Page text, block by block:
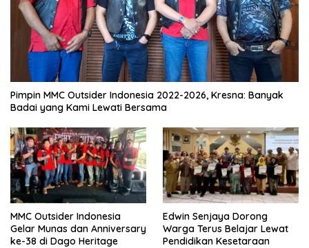
Pimpin MMC Outsider Indonesia 2022-2026, Kresna: Banyak
Badai yang Kami Lewati Bersama
MMC Outsider Indonesia
Gelar Munas dan Anniversary
ke-38 di Dago Heritage
Edwin Senjaya Dorong
Warga Terus Belajar Lewat
Pendidikan Kesetaraan